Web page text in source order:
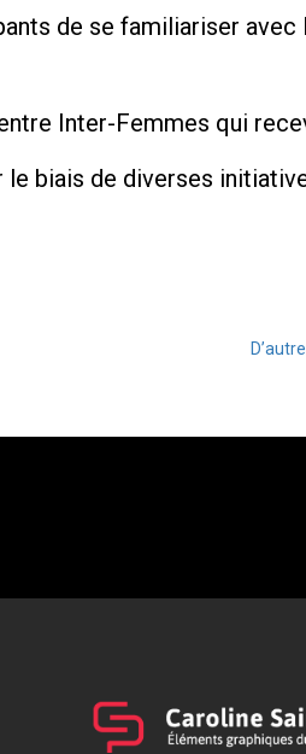
de se familiariser
Inter-Femmes qui
biais de diverses